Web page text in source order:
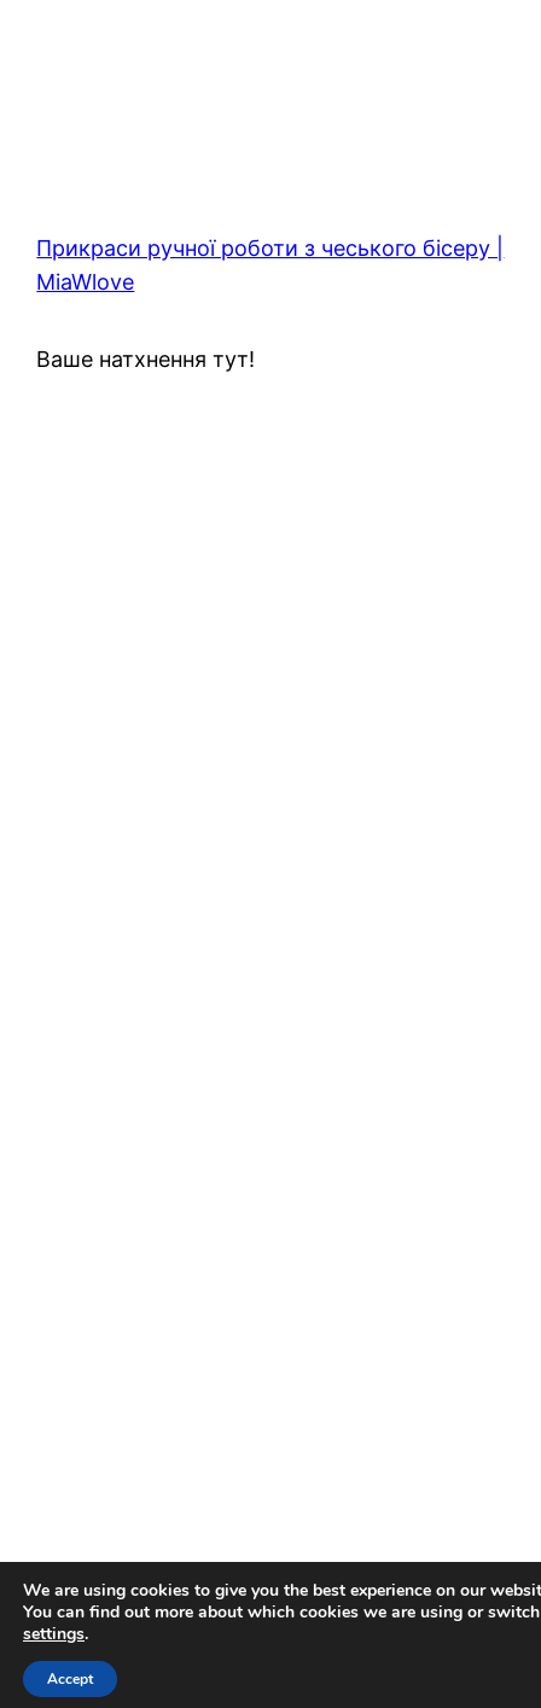
Прикраси ручної роботи з чеського бісеру |
MiaWlove
Ваше натхнення тут!
We are using cookies to give you the best experience on our
You can find out more about which cookies we are using or
settings.
Accept